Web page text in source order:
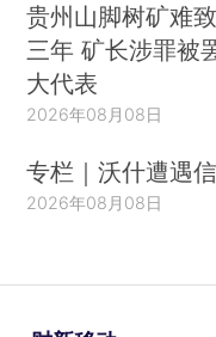
贵州山脚树矿难
三年 矿长涉罪被
大代表
2026年08月08日
专栏｜沃什遭遇
2026年08月08日